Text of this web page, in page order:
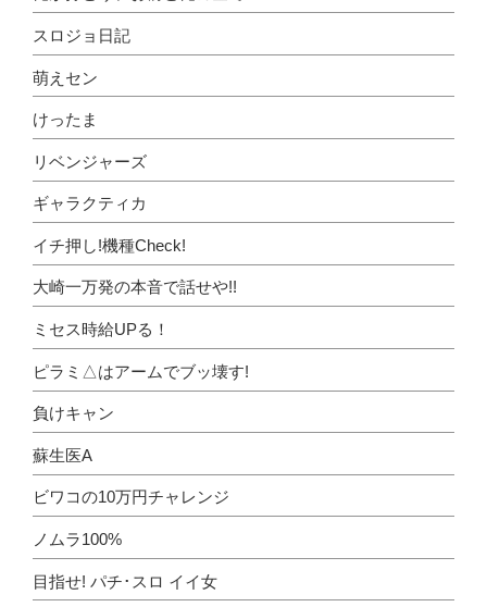
スロジョ日記
萌えセン
けったま
リベンジャーズ
ギャラクティカ
イチ押し!機種Check!
大崎一万発の本音で話せや!!
ミセス時給UPる！
ピラミ△はアームでブッ壊す!
負けキャン
蘇生医A
ビワコの10万円チャレンジ
ノムラ100%
目指せ! パチ･スロ イイ女